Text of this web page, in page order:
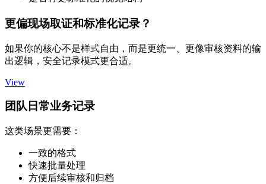
更偏现场取证和标准化记录？
如果你的核心不是样式自由，而是更统一、更像审核资料的输
出逻辑，安全记录模式更合适。
View
团队日常业务记录
这类场景更需要：
一致的格式
快速批量处理
方便后续审核和归档